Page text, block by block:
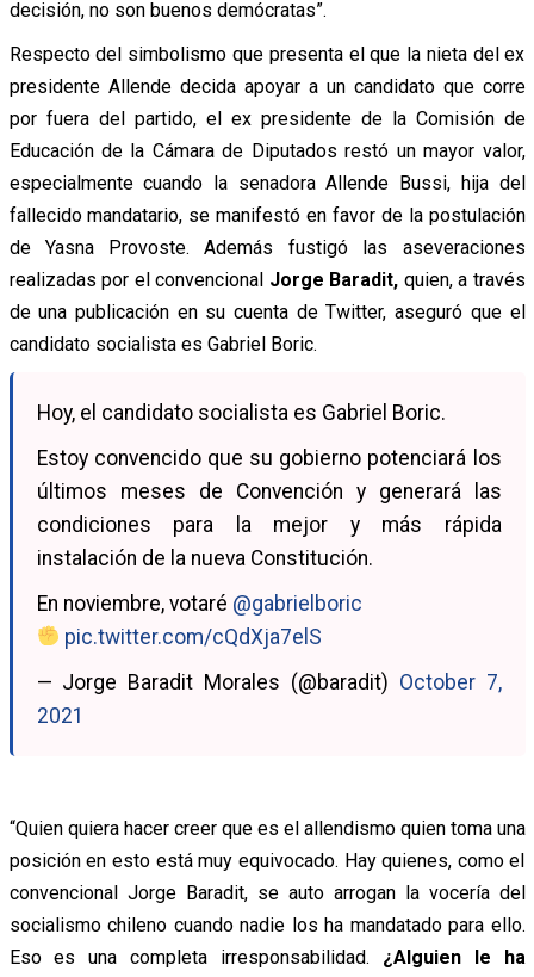
decisión, no son buenos demócratas”.
Respecto del simbolismo que presenta el que la nieta del ex
presidente Allende decida apoyar a un candidato que corre
por fuera del partido, el ex presidente de la Comisión de
Educación de la Cámara de Diputados restó un mayor valor,
especialmente cuando la senadora Allende Bussi, hija del
fallecido mandatario, se manifestó en favor de la postulación
de Yasna Provoste. Además fustigó las aseveraciones
realizadas por el convencional Jorge Baradit, quien, a través
de una publicación en su cuenta de Twitter, aseguró que el
candidato socialista es Gabriel Boric.
Hoy, el candidato socialista es Gabriel Boric.
Estoy convencido que su gobierno potenciará los
últimos meses de Convención y generará las
condiciones para la mejor y más rápida
instalación de la nueva Constitución.
En noviembre, votaré @gabrielboric
pic.twitter.com/cQdXja7elS
— Jorge Baradit Morales (@baradit) October 7,
2021
“Quien quiera hacer creer que es el allendismo quien toma una
posición en esto está muy equivocado. Hay quienes, como el
convencional Jorge Baradit, se auto arrogan la vocería del
socialismo chileno cuando nadie los ha mandatado para ello.
Eso es una completa irresponsabilidad. ¿Alguien le ha